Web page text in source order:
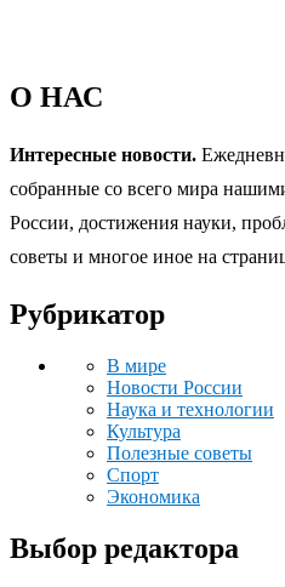
О НАС
Интересные новости.
собранные со всего мира
России, достижения науки,
советы и многое иное на
Рубрикатор
В мире
Новости России
Наука и технологии
Культура
Полезные советы
Спорт
Экономика
Выбор редактора